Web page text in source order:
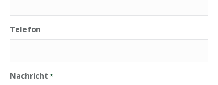
Telefon
Nachricht *